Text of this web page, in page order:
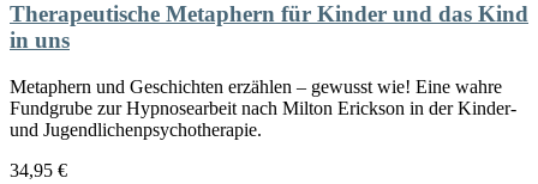
Therapeutische Metaphern für Kinder und das Kind
in uns
Metaphern und Geschichten erzählen – gewusst wie! Eine wahre
Fundgrube zur Hypnosearbeit nach Milton Erickson in der Kinder-
und Jugendlichenpsychotherapie.
34,95 €